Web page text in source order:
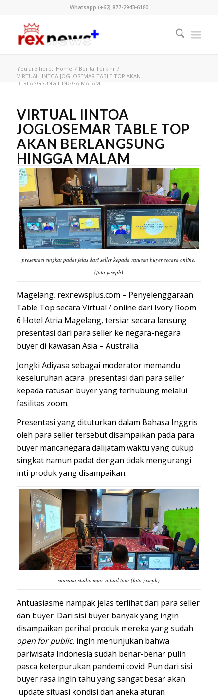
Whatsapp (+62) 877-2943-6180
You are here: Home / Berita Terkini /
VIRTUAL IINTOA JOGLOSEMAR TABLE TOP AKAN
BERLANGSUNG HINGGA MALAM
VIRTUAL IINTOA
JOGLOSEMAR TABLE TOP
AKAN BERLANGSUNG
HINGGA MALAM
presentasi singkat padat jelas dari seller kepada ratusan buyer secara online.
(foto joseph)
Magelang, rexnewsplus.com – Penyelenggaraan
Table Top secara Virtual / online dari Ivory Room
6 Hotel Atria Magelang, tersiar secara lansung
presentasi dari para seller ke negara-negara
buyer di kawasan Asia – Australia.
Jongki Adiyasa sebagai moderator memandu
keseluruhan acara presentasi dari para seller
kepada ratusan buyer yang terhubung melalui
fasilitas zoom.
Presentasi yang dituturkan dalam Bahasa Inggris
oleh para seller tersebut disampaikan pada para
buyer mancanegara dalijatam waktu yang cukup
singkat namun padat dengan tidak mengurangi
inti produk yang disampaikan.
suasana studio mini virtual tour (foto joseph)
Antuasiasme nampak jelas terlihat dari para seller
dan buyer. Dari sisi buyer banyak yang ingin
disampaikan perihal produk mereka yang sudah
open for public, ingin menunjukan bahwa
pariwisata Indonesia sudah benar-benar pulih
pasca keterpurukan pandemi covid. Pun dari sisi
buyer rasa ingin tahu yang sangat besar akan
update situasi kondisi dan aneka aturan